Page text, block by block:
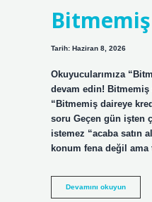
Tarih: Haziran 8, 2026
Okuyucularımıza
devam edin! Bitmemiş
“Bitmemiş daireye
soru Geçen gün işten
istemez “acaba satın
konum fena değil
Devamını okuyun